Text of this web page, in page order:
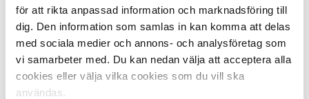
för att rikta anpassad information och marknadsföring till
dig. Den information som samlas in kan komma att delas
med sociala medier och annons- och analysföretag som
vi samarbeter med. Du kan nedan välja att acceptera alla
cookies eller välja vilka cookies som du vill ska
användas.
videomaterialet.
Videon gör det också möjligt för spelare att bli
scoutade, samtidigt som lag på alla nivåer kan
identifiera framtidens stjärnor. Fans och samhällen som
vill vara en del av upplevelsen kan koppla upp sig via
livestreaming, höjdpunkter och lagprofiler. Det är därför